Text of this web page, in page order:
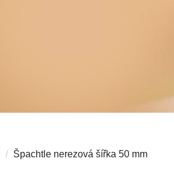
Špachtle nerezová šířka 50 mm